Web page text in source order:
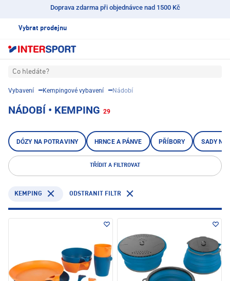
Doprava zdarma při objednávce nad 1500 Kč
Vybrat prodejnu
Co hledáte?
Vybavení Kempingové vybavení Nádobí
NÁDOBÍ • KEMPING 29
DÓZY NA POTRAVINY HRNCE A PÁNVE PŘÍBORY SADY NA
TŘÍDIT A FILTROVAT
KEMPING ODSTRANIT FILTR